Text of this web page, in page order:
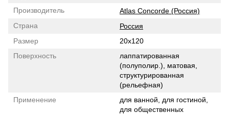
Производитель
Atlas Concorde (Россия)
Страна
Россия
Размер
20x120
Поверхность
лаппатированная
(полуполир.), матовая,
структурированная
(рельефная)
Применение
для ванной, для гостиной,
для общественных